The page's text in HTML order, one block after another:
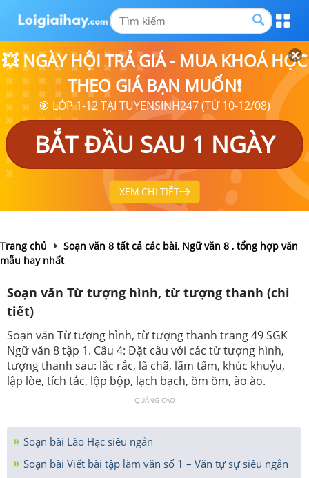
💥 NGÀY HỘI TRẢ GIÁ - MUA KHOÁ HỌC
THEO GIÁ BẠN MUỐN❗
🎯 LỚP 1-12 TẠI TUYENSINH247 (TỪ 10-12/08)
BẮT ĐẦU SAU 1 NGÀY
XEM CHI TIẾT
Trang chủ
Soạn văn 8 tất cả các bài, Ngữ văn 8 , tổng hợp văn
mẫu hay nhất
Soạn văn Từ tượng hình, từ tượng thanh (chi
tiết)
Soạn văn Từ tượng hình, từ tượng thanh trang 49 SGK
Ngữ văn 8 tập 1. Câu 4: Đặt câu với các từ tượng hình,
tượng thanh sau: lắc rắc, lã chã, lấm tấm, khúc khuỷu,
lập lòe, tích tắc, lộp bộp, lạch bạch, ồm ồm, ào ào.
QUẢNG CÁO
Soạn bài Lão Hạc siêu ngắn
Soạn bài Viết bài tập làm văn số 1 – Văn tự sự siêu ngắn